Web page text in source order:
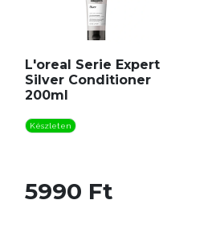
L'oreal Serie Expert
Silver Conditioner
200ml
Készleten
5990 Ft